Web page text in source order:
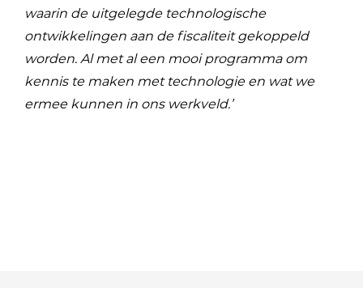
waarin de uitgelegde technologische
ontwikkelingen aan de fiscaliteit gekoppeld
worden. Al met al een mooi programma om
kennis te maken met technologie en wat we
ermee kunnen in ons werkveld.’